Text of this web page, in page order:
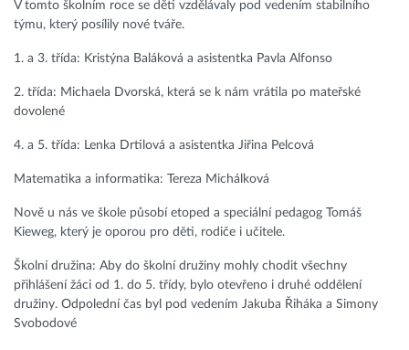
V tomto školním roce se děti vzdělávaly pod vedením stabilního
týmu, který posílily nové tváře.
1. a 3. třída: Kristýna Baláková a asistentka Pavla Alfonso
2. třída: Michaela Dvorská, která se k nám vrátila po mateřské
dovolené
4. a 5. třída: Lenka Drtilová a asistentka Jiřina Pelcová
Matematika a informatika: Tereza Michálková
Nově u nás ve škole působí etoped a speciální pedagog Tomáš
Kieweg, který je oporou pro děti, rodiče i učitele.
Školní družina: Aby do školní družiny mohly chodit všechny
přihlášení žáci od 1. do 5. třídy, bylo otevřeno i druhé oddělení
družiny. Odpolední čas byl pod vedením Jakuba Řiháka a Simony
Svobodové